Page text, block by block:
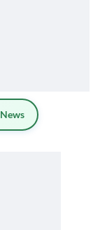
News